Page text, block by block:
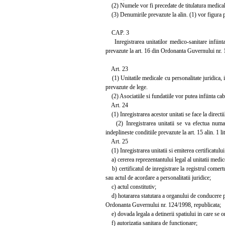
(2) Numele vor fi precedate de titulatura
(3) Denumirile prevazute la alin. (1) vor figura
CAP. 3
Inregistrarea unitatilor medico-sanitare
prevazute la art. 16 din Ordonanta Guvernului nr.
Art. 23
(1) Unitatile medicale cu personalitate
prevazute de lege.
(2) Asociatiile si fundatiile vor putea infiinta
Art. 24
(1) Inregistrarea acestor unitati se face la
(2) Inregistrarea unitatii se va efectua
indeplineste conditiile prevazute la art. 15 alin. 1
Art. 25
(1) Inregistrarea unitatii si emiterea
a) cererea reprezentantului legal al unitatii
b) certificatul de inregistrare la registrul
sau actul de acordare a personalitatii juridice;
c) actul constitutiv;
d) hotararea statutara a organului de
Ordonanta Guvernului nr. 124/1998, republicata;
e) dovada legala a detinerii spatiului in care se
f) autorizatia sanitara de functionare;